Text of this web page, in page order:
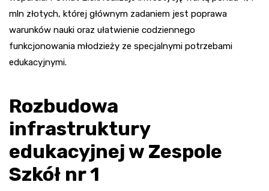
mln złotych, której głównym zadaniem jest poprawa
warunków nauki oraz ułatwienie codziennego
funkcjonowania młodzieży ze specjalnymi potrzebami
edukacyjnymi.
Rozbudowa
infrastruktury
edukacyjnej w Zespole
Szkół nr 1